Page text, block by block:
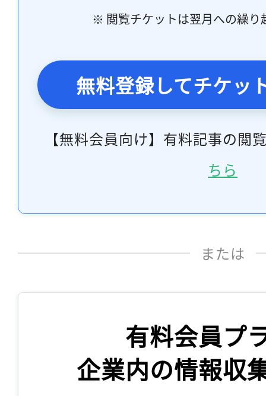
※ 閲覧チケットは翌月への繰り
無料登録してチケッ
【無料会員向け】有料記事の閲
ちら
または
有料会員プ
企業内の情報収